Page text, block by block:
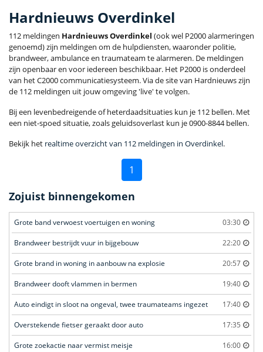
Hardnieuws Overdinkel
112 meldingen Hardnieuws Overdinkel (ook wel P2000 alarmeringen
genoemd) zijn meldingen om de hulpdiensten, waaronder politie,
brandweer, ambulance en traumateam te alarmeren. De meldingen
zijn openbaar en voor iedereen beschikbaar. Het P2000 is onderdeel
van het C2000 communicatiesysteem. Via de site van Hardnieuws zijn
de 112 meldingen uit jouw omgeving 'live' te volgen.
Bij een levenbedreigende of heterdaadsituaties kun je 112 bellen. Met
een niet-spoed situatie, zoals geluidsoverlast kun je 0900-8844 bellen.
Bekijk het realtime overzicht van 112 meldingen in Overdinkel.
1
Zojuist binnengekomen
Grote band verwoest voertuigen en woning 03:30
Brandweer bestrijdt vuur in bijgebouw 22:20
Grote brand in woning in aanbouw na explosie 20:57
Brandweer dooft vlammen in bermen 19:40
Auto eindigt in sloot na ongeval, twee traumateams ingezet 17:40
Overstekende fietser geraakt door auto 17:35
Grote zoekactie naar vermist meisje 16:00